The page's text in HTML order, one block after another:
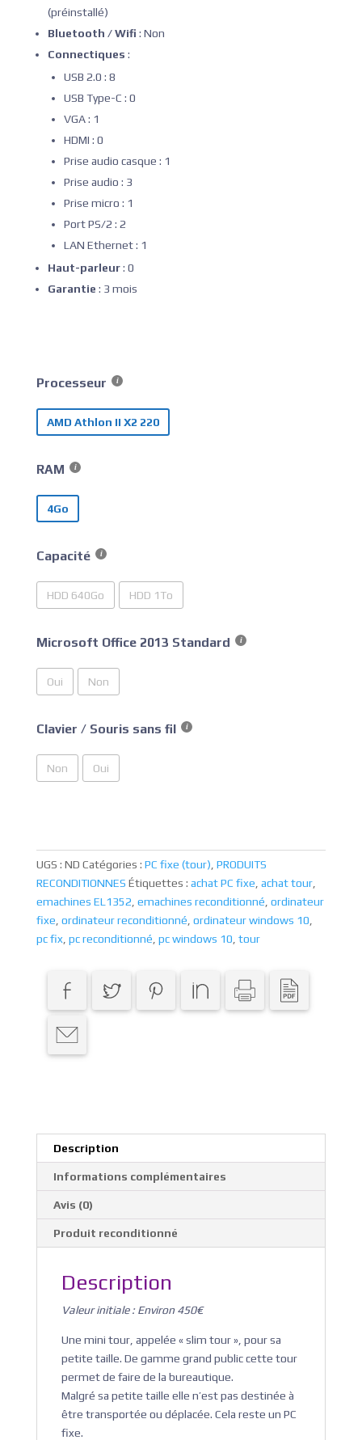
(préinstallé)
Bluetooth / Wifi : Non
Connectiques :
USB 2.0 : 8
USB Type-C : 0
VGA : 1
HDMI : 0
Prise audio casque : 1
Prise audio : 3
Prise micro : 1
Port PS/2 : 2
LAN Ethernet : 1
Haut-parleur: 0
Garantie : 3 mois
Processeur
AMD Athlon II X2 220
RAM
4Go
Capacité
HDD 640Go HDD 1To
Microsoft Office 2013 Standard
Oui Non
Clavier / Souris sans fil
Non Oui
UGS : ND Catégories : PC fixe (tour), PRODUITS
RECONDITIONNES Étiquettes : achat PC fixe, achat tour,
emachines EL1352, emachines reconditionné, ordinateur
fixe, ordinateur reconditionné, ordinateur windows 10,
pc fix, pc reconditionné, pc windows 10, tour
Description
Informations complémentaires
Avis (0)
Produit reconditionné
Description
Valeur initiale : Environ 450€
Une mini tour, appelée « slim tour », pour sa
petite taille. De gamme grand public cette tour
permet de faire de la bureautique.
Malgré sa petite taille elle n’est pas destinée à
être transportée ou déplacée. Cela reste un PC
fixe.